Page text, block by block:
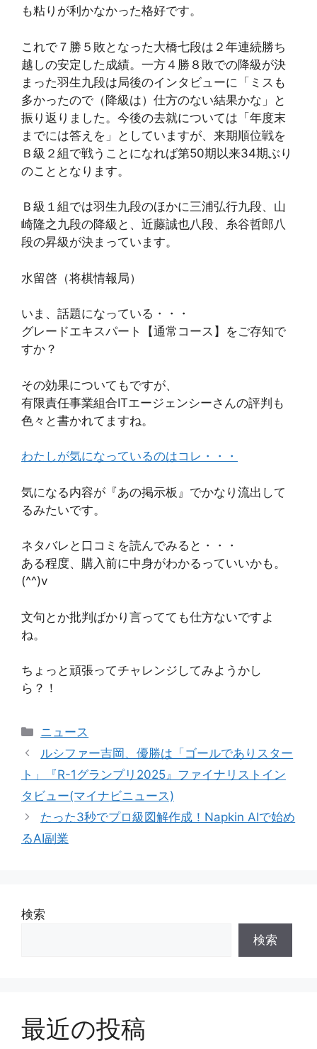
も粘りが利かなかった格好です。
これで７勝５敗となった大橋七段は２年連続勝ち
越しの安定した成績。一方４勝８敗での降級が決
まった羽生九段は局後のインタビューに「ミスも
多かったので（降級は）仕方のない結果かな」と
振り返りました。今後の去就については「年度末
までには答えを」としていますが、来期順位戦を
Ｂ級２組で戦うことになれば第50期以来34期ぶり
のこととなります。
Ｂ級１組では羽生九段のほかに三浦弘行九段、山
崎隆之九段の降級と、近藤誠也八段、糸谷哲郎八
段の昇級が決まっています。
水留啓（将棋情報局）
いま、話題になっている・・・
グレードエキスパート【通常コース】をご存知で
すか？
その効果についてもですが、
有限責任事業組合ITエージェンシーさんの評判も
色々と書かれてますね。
わたしが気になっているのはコレ・・・
気になる内容が『あの掲示板』でかなり流出して
るみたいです。
ネタバレと口コミを読んでみると・・・
ある程度、購入前に中身がわかるっていいかも。
(^^)v
文句とか批判ばかり言ってても仕方ないですよ
ね。
ちょっと頑張ってチャレンジしてみようかし
ら？！
カ
テ
リ
ー
ニュース
ルシファー吉岡、優勝は「ゴールでありスター
ト」『R-1グランプリ2025』ファイナリストイン
タビュー(マイナビニュース)
たった3秒でプロ級図解作成！Napkin AIで始め
るAI副業
検索
検索
最近の投稿